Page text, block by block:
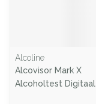
Alcoline
Alcovisor Mark X
Alcoholtest Digitaal